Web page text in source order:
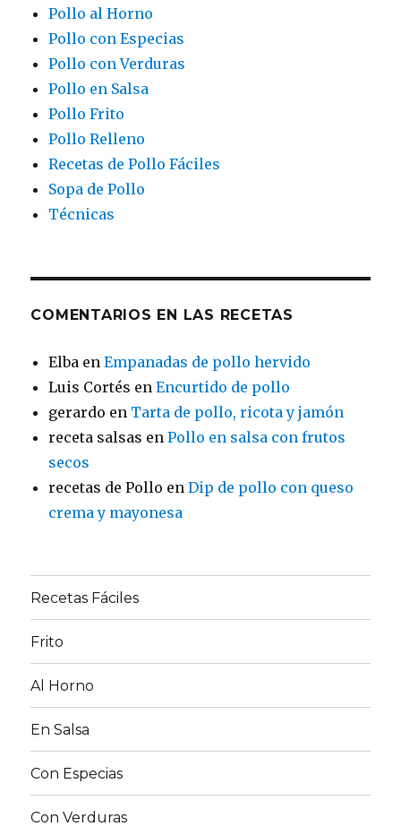
Pollo al Horno
Pollo con Especias
Pollo con Verduras
Pollo en Salsa
Pollo Frito
Pollo Relleno
Recetas de Pollo Fáciles
Sopa de Pollo
Técnicas
COMENTARIOS EN LAS RECETAS
Elba enEmpanadas de pollo hervido
Luis Cortés enEncurtido de pollo
gerardo en Tarta de pollo, ricota y jamón
receta salsas enPollo en salsa con frutos
secos
recetas de Pollo enDip de pollo con queso
crema y mayonesa
Recetas Fáciles
Frito
Al Horno
En Salsa
Con Especias
Con Verduras